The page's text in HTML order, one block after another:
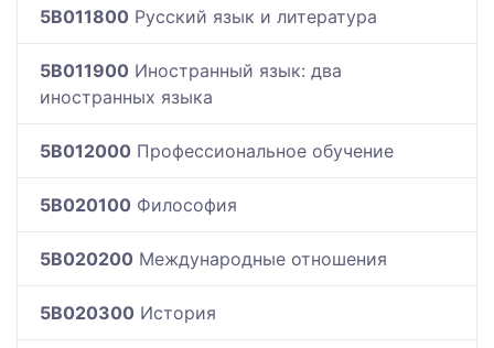
5B011800 Русский язык и литература
5B011900 Иностранный язык: два
иностранных языка
5B012000 Профессиональное обучение
5B020100 Философия
5B020200 Международные отношения
5B020300 История